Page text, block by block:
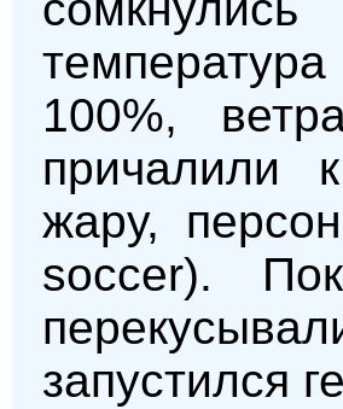
100%,
причалили
жару,
soccer).
запустился